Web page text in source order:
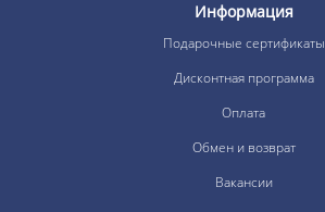
Информация
Подарочные сертификаты
Дисконтная программа
Оплата
Обмен и возврат
Вакансии